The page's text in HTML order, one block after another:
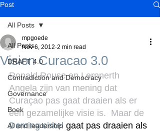
Post
All Posts
DRAFT 4.0
Contradiction and Democracy
Governance
Boek
AI and leadership
All Posts
Vision Curacao 3.0
mpgoede
Nov 6, 2012 2 min read
Ronald Rouse en Lernnerth
Angela zijn van mening dat
Curaçao pas gaat draaien als er
een gezamelijke visie is.  Maar de
Deming cirkel gaat pas draaien als